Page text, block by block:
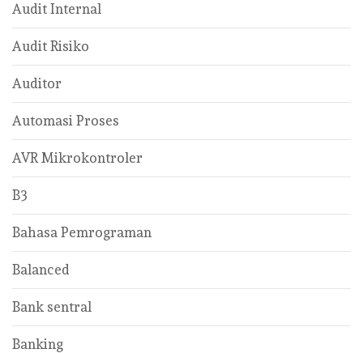
Audit Internal
Audit Risiko
Auditor
Automasi Proses
AVR Mikrokontroler
B3
Bahasa Pemrograman
Balanced
Bank sentral
Banking